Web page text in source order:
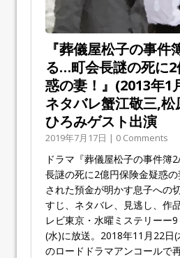
『葬儀屋松子の事
る…町会長謎の死に
惑の妻！』(2013年1
ネタバレ蟹江敬三,
ひろみゲスト出演
2019年7月17日 | 0 Comments
ドラマ『葬儀屋松子の事件簿
長謎の死に2億円保険金疑惑
された預金が明かす息子への
すじ、ネタバレ、見逃し、作
レビ東京・水曜ミステリーー
(水)に放送。2018年11月22日
のロードドラマアンコールで